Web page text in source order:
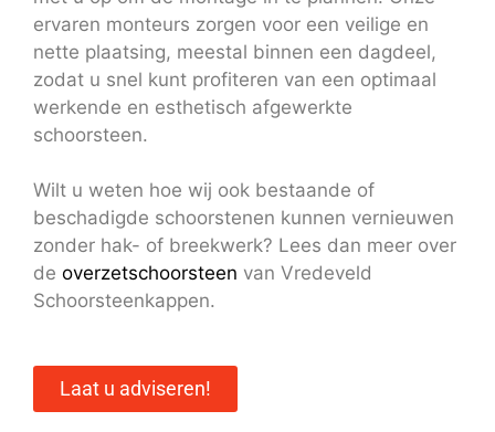
ervaren monteurs zorgen voor een veilige en
nette plaatsing, meestal binnen een dagdeel,
zodat u snel kunt profiteren van een optimaal
werkende en esthetisch afgewerkte
schoorsteen.
Wilt u weten hoe wij ook bestaande of
beschadigde schoorstenen kunnen vernieuwen
zonder hak- of breekwerk? Lees dan meer over
de overzetschoorsteen van Vredeveld
Schoorsteenkappen.
Laat u adviseren!